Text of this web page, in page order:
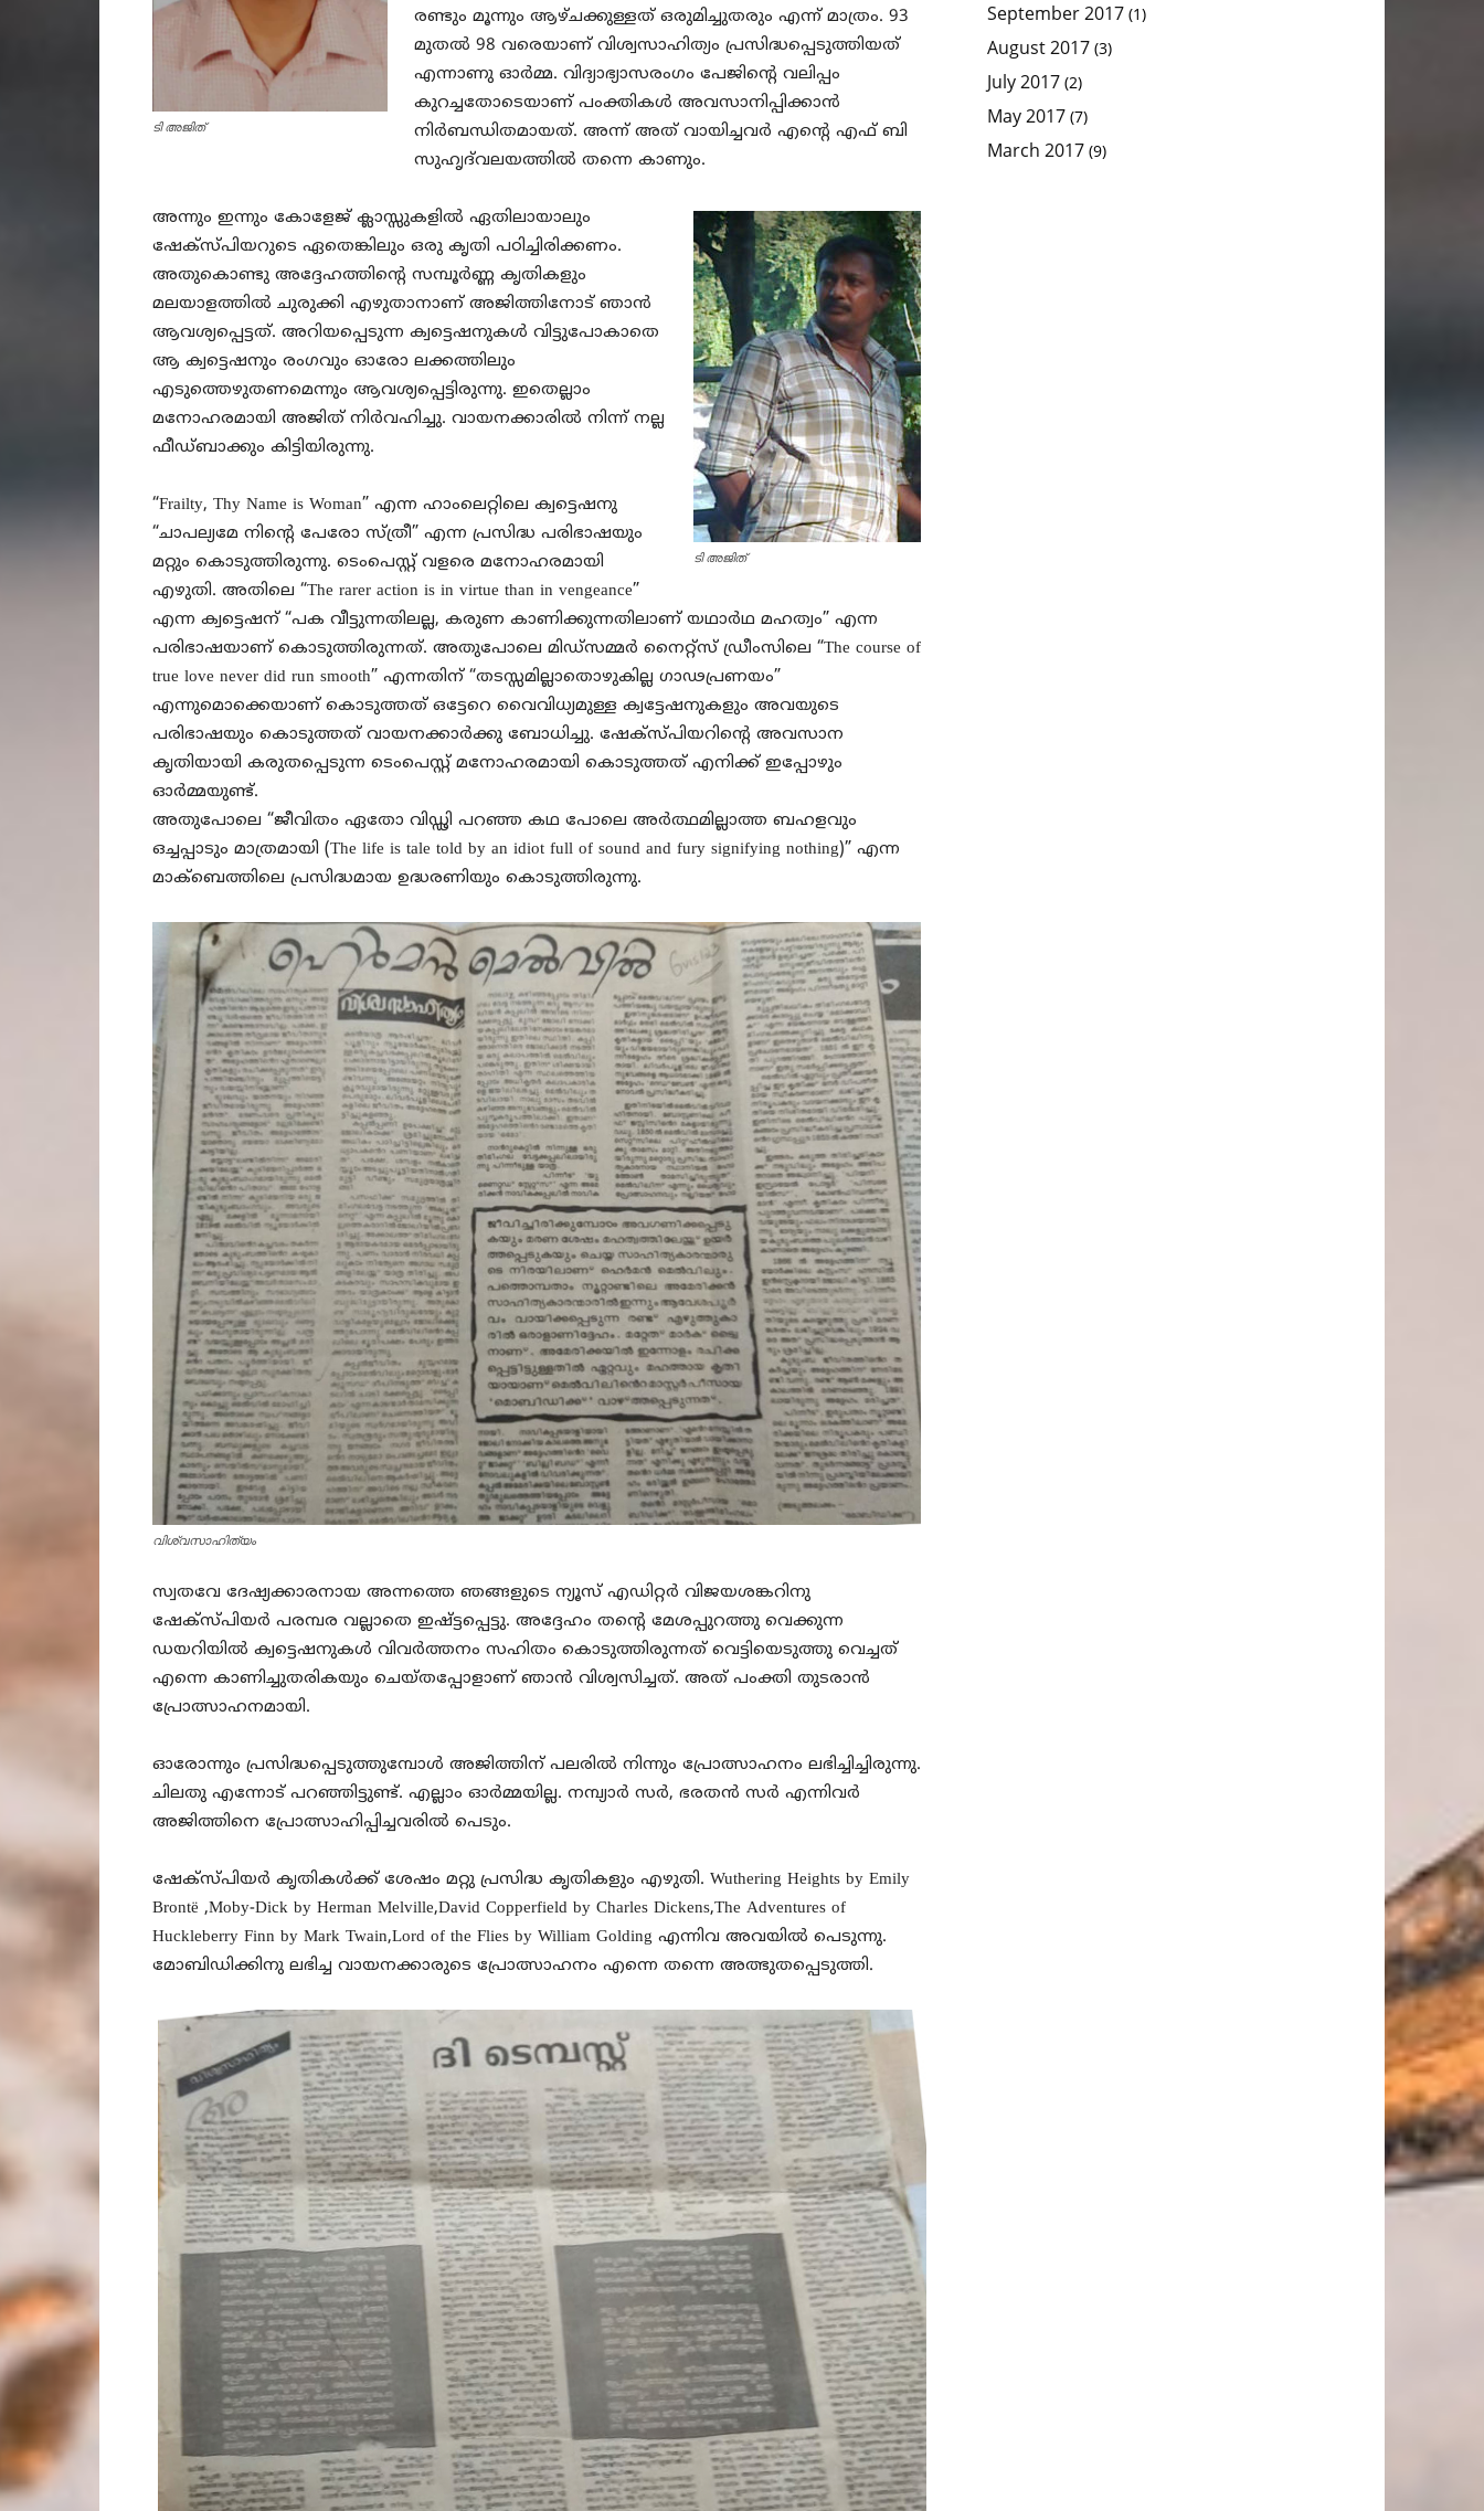
ടി അജിത്‌
രണ്ടും മൂന്നും ആഴ്ചക്കുള്ളത് ഒരുമിച്ചുതരും എന്ന് മാത്രം. 93
മുതൽ 98 വരെയാണ് വിശ്വസാഹിത്യം പ്രസിദ്ധപ്പെടുത്തിയത്
എന്നാണു ഓർമ്മ. വിദ്യാഭ്യാസരംഗം പേജിന്റെ വലിപ്പം
കുറച്ചതോടെയാണ് പംക്തികൾ അവസാനിപ്പിക്കാൻ
നിർബന്ധിതമായത്. അന്ന് അത് വായിച്ചവർ എന്റെ എഫ് ബി
സുഹൃദ്‌വലയത്തിൽ തന്നെ കാണും.
ടി അജിത്‌
അന്നും ഇന്നും കോളേജ് ക്ലാസ്സുകളിൽ ഏതിലായാലും
ഷേക്‌സ്‌പിയറുടെ ഏതെങ്കിലും ഒരു കൃതി പഠിച്ചിരിക്കണം.
അതുകൊണ്ടു അദ്ദേഹത്തിന്റെ സമ്പൂർണ്ണ കൃതികളും
മലയാളത്തിൽ ചുരുക്കി എഴുതാനാണ് അജിത്തിനോട് ഞാൻ
ആവശ്യപ്പെട്ടത്. അറിയപ്പെടുന്ന ക്വട്ടെഷനുകൾ വിട്ടുപോകാതെ
ആ ക്വട്ടെഷനും രംഗവും ഓരോ ലക്കത്തിലും
എടുത്തെഴുതണമെന്നും ആവശ്യപ്പെട്ടിരുന്നു. ഇതെല്ലാം
മനോഹരമായി അജിത് നിർവഹിച്ചു. വായനക്കാരിൽ നിന്ന് നല്ല
ഫീഡ്ബാക്കും കിട്ടിയിരുന്നു.
“Frailty, Thy Name is Woman” എന്ന ഹാംലെറ്റിലെ ക്വട്ടെഷനു
“ചാപല്യമേ നിന്റെ പേരോ സ്ത്രീ” എന്ന പ്രസിദ്ധ പരിഭാഷയും
മറ്റും കൊടുത്തിരുന്നു. ടെംപെസ്റ്റ് വളരെ മനോഹരമായി
എഴുതി. അതിലെ “The rarer action is in virtue than in vengeance”
എന്ന ക്വട്ടെഷന് “പക വീട്ടുന്നതിലല്ല, കരുണ കാണിക്കുന്നതിലാണ് യഥാർഥ മഹത്വം” എന്ന
പരിഭാഷയാണ് കൊടുത്തിരുന്നത്. അതുപോലെ മിഡ്‌സമ്മർ നൈറ്റ്സ് ഡ്രീംസിലെ “The course of
true love never did run smooth” എന്നതിന് “തടസ്സമില്ലാതൊഴുകില്ല ഗാഢപ്രണയം”
എന്നുമൊക്കെയാണ് കൊടുത്തത് ഒട്ടേറെ വൈവിധ്യമുള്ള ക്വട്ടേഷനുകളും അവയുടെ
പരിഭാഷയും കൊടുത്തത് വായനക്കാർക്കു ബോധിച്ചു. ഷേക്‌സ്‌പിയറിന്റെ അവസാന
കൃതിയായി കരുതപ്പെടുന്ന ടെംപെസ്റ്റ് മനോഹരമായി കൊടുത്തത് എനിക്ക് ഇപ്പോഴും
ഓർമ്മയുണ്ട്.
അതുപോലെ “ജീവിതം ഏതോ വിഡ്ഢി പറഞ്ഞ കഥ പോലെ അർത്ഥമില്ലാത്ത ബഹളവും
ഒച്ചപ്പാടും മാത്രമായി (The life is tale told by an idiot full of sound and fury signifying nothing)” എന്ന
മാക്ബെത്തിലെ പ്രസിദ്ധമായ ഉദ്ധരണിയും കൊടുത്തിരുന്നു.
വിശ്വസാഹിത്യം
സ്വതവേ ദേഷ്യക്കാരനായ അന്നത്തെ ഞങ്ങളുടെ ന്യൂസ് എഡിറ്റർ വിജയശങ്കറിനു
ഷേക്‌സ്‌പിയർ പരമ്പര വല്ലാതെ ഇഷ്ട്ടപ്പെട്ടു. അദ്ദേഹം തന്റെ മേശപ്പുറത്തു വെക്കുന്ന
ഡയറിയിൽ ക്വട്ടെഷനുകൾ വിവർത്തനം സഹിതം കൊടുത്തിരുന്നത് വെട്ടിയെടുത്തു വെച്ചത്
എന്നെ കാണിച്ചുതരികയും ചെയ്തപ്പോളാണ് ഞാൻ വിശ്വസിച്ചത്. അത് പംക്തി തുടരാൻ
പ്രോത്സാഹനമായി.
ഓരോന്നും പ്രസിദ്ധപ്പെടുത്തുമ്പോൾ അജിത്തിന് പലരിൽ നിന്നും പ്രോത്സാഹനം ലഭിച്ചിച്ചിരുന്നു.
ചിലതു എന്നോട് പറഞ്ഞിട്ടുണ്ട്. എല്ലാം ഓർമ്മയില്ല. നമ്പ്യാർ സർ, ഭരതൻ സർ എന്നിവർ
അജിത്തിനെ പ്രോത്സാഹിപ്പിച്ചവരിൽ പെടും.
ഷേക്‌സ്‌പിയർ കൃതികൾക്ക് ശേഷം മറ്റു പ്രസിദ്ധ കൃതികളും എഴുതി. Wuthering Heights by Emily
Brontë ,Moby-Dick by Herman Melville,David Copperfield by Charles Dickens,The Adventures of
Huckleberry Finn by Mark Twain,Lord of the Flies by William Golding എന്നിവ അവയിൽ പെടുന്നു.
മോബിഡിക്കിനു ലഭിച്ച വായനക്കാരുടെ പ്രോത്സാഹനം എന്നെ തന്നെ അത്ഭുതപ്പെടുത്തി.
September 2017 (1)
August 2017 (3)
July 2017 (2)
May 2017 (7)
March 2017 (9)